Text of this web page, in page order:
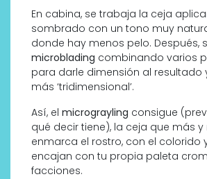
En cabina, se trabaja la ceja
sombrado con un tono muy
donde hay menos pelo. Después,
microblading combinando varios
para darle dimensión al resultado
más ‘tridimensional’.
Así, el micrograyling consigue
qué decir tiene), la ceja que más y
enmarca el rostro, con el colorido
encajan con tu propia paleta
facciones.